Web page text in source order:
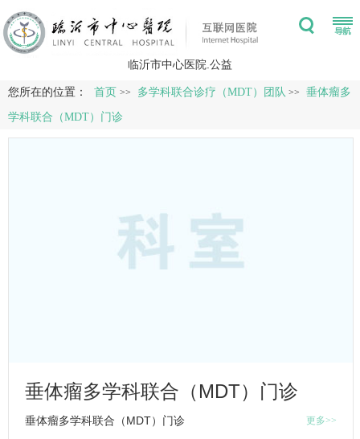
临沂市中心医院.公益
您所在的位置： 首页 >> 多学科联合诊疗（MDT）团队 >> 垂体瘤多
学科联合（MDT）门诊
垂体瘤多学科联合（MDT）门诊
垂体瘤多学科联合（MDT）门诊 更多>>